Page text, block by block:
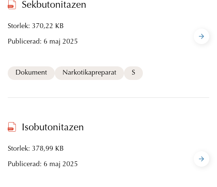
Sekbutonitazen
Storlek: 370,22 KB
Publicerad: 6 maj 2025
Dokument Narkotikapreparat S
Isobutonitazen
Storlek: 378,99 KB
Publicerad: 6 maj 2025